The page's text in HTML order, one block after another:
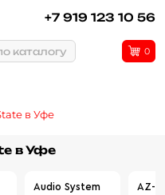
+7 919 123 10 56
каталогу 0
в Уфе
в Уфе
Audio System AZ-13